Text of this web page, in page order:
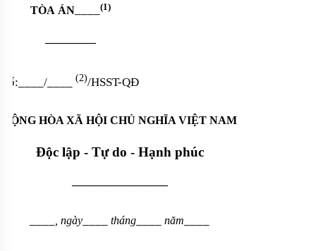
TÒA ÁN (1)
–––––––––
Số: / (2)/HSST-QĐ
CỘNG HÒA XÃ HỘI CHỦ NGHĨA VIỆT NAM
Độc lập - Tự do - Hạnh phúc
–––––––––––––––––
, ngày tháng năm